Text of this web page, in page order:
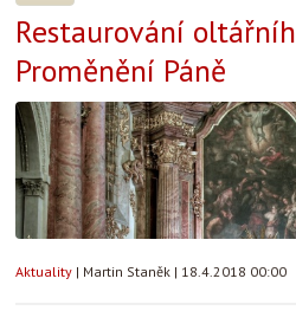
Restaurování
Proměnění Páně
Aktuality | Martin Staněk | 18.4.2018 00:00